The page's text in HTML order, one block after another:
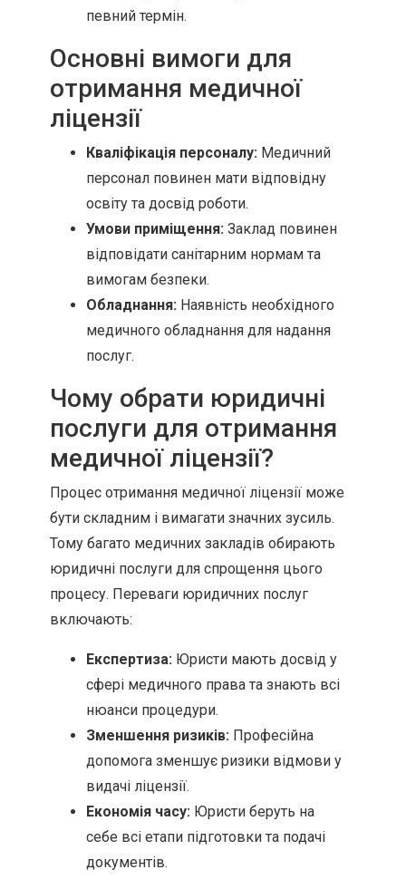
певний термін.
Основні вимоги для
отримання медичної
ліцензії
Кваліфікація персоналу: Медичний
персонал повинен мати відповідну
освіту та досвід роботи.
Умови приміщення: Заклад повинен
відповідати санітарним нормам та
вимогам безпеки.
Обладнання: Наявність необхідного
медичного обладнання для надання
послуг.
Чому обрати юридичні
послуги для отримання
медичної ліцензії?
Процес отримання медичної ліцензії може
бути складним і вимагати значних зусиль.
Тому багато медичних закладів обирають
юридичні послуги для спрощення цього
процесу. Переваги юридичних послуг
включають:
Експертиза: Юристи мають досвід у
сфері медичного права та знають всі
нюанси процедури.
Зменшення ризиків: Професійна
допомога зменшує ризики відмови у
видачі ліцензії.
Економія часу: Юристи беруть на
себе всі етапи підготовки та подачі
документів.